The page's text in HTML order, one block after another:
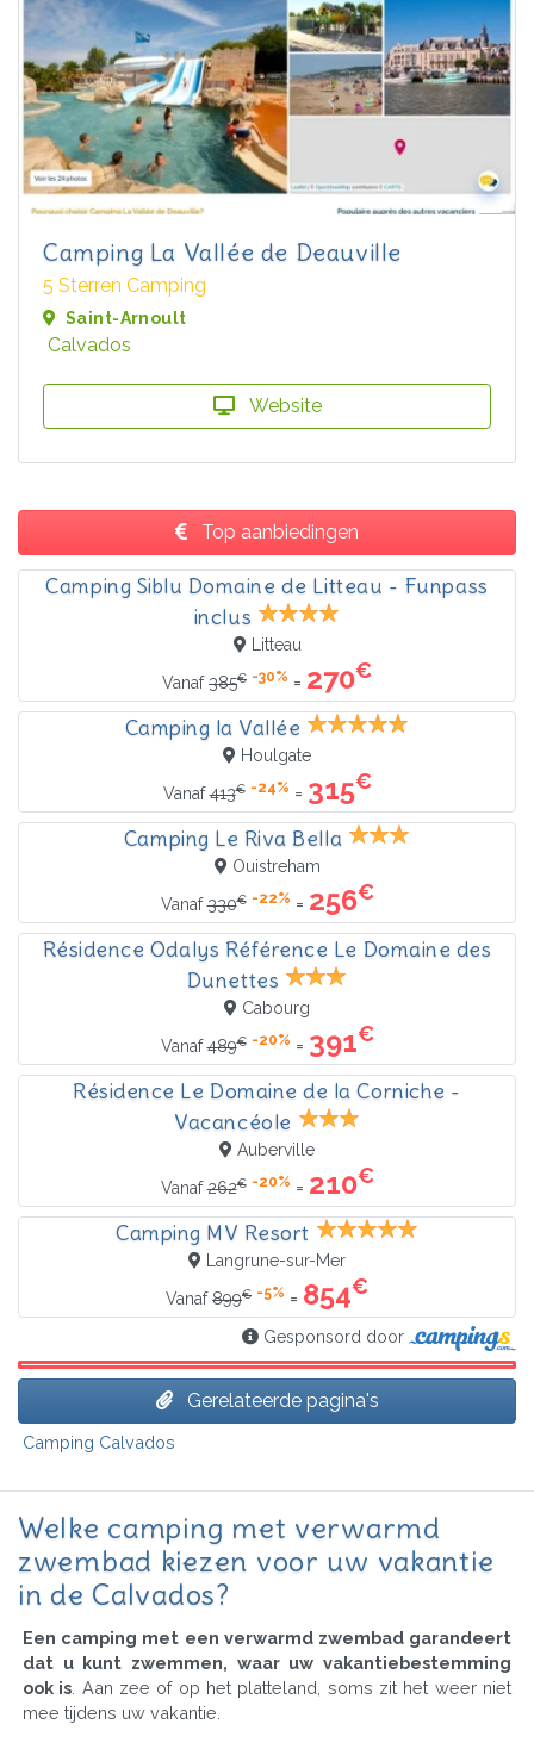
Camping La Vallée de Deauville
5 Sterren Camping
Saint-Arnoult
Calvados
Website
Top aanbiedingen
Camping Siblu Domaine de Litteau - Funpass
inclus
Litteau
Vanaf385€ -30% = 270€
Camping la Vallée
Houlgate
Vanaf413€ -24% = 315€
Camping Le Riva Bella
Ouistreham
Vanaf330€ -22% = 256€
Résidence Odalys Référence Le Domaine des
Dunettes
Cabourg
Vanaf489€ -20% = 391€
Résidence Le Domaine de la Corniche -
Vacancéole
Auberville
Vanaf262€ -20% = 210€
Camping MV Resort
Langrune-sur-Mer
Vanaf899€ -5% = 854€
Gesponsord door
Gerelateerde pagina's
Camping Calvados
Welke camping met verwarmd
zwembad kiezen voor uw vakantie
in de Calvados?
Een camping met een verwarmd zwembad garandeert
dat u kunt zwemmen, waar uw vakantiebestemming
ook is . Aan zee of op het platteland, soms zit het weer niet
mee tijdens uw vakantie.